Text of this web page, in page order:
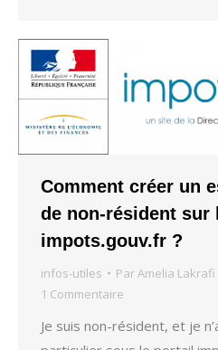
Comment créer un
de non-résident sur
impots.gouv.fr ?
infos-utiles ParAmelia Lakrafi
1 Commentaire
Je suis non-résident, et je